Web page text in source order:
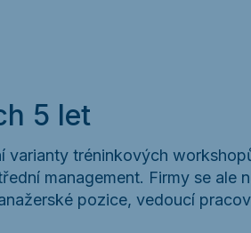
5 let
varianty tréninkových
management. Firmy se ale
pozice, vedoucí